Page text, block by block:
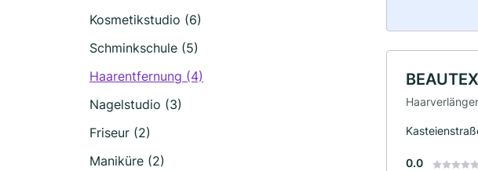
Kosmetikstudio (6)
Schminkschule (5)
Haarentfernung (4)
Nagelstudio (3)
Friseur (2)
Maniküre (2)
0.0